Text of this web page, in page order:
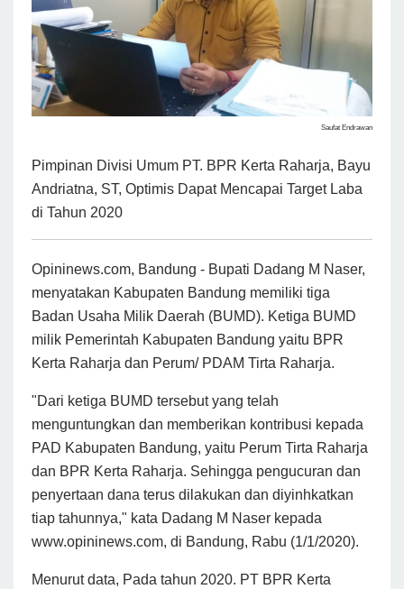
Saufat Endrawan
Pimpinan Divisi Umum PT. BPR Kerta Raharja, Bayu
Andriatna, ST, Optimis Dapat Mencapai Target Laba
di Tahun 2020
Opininews.com, Bandung - Bupati Dadang M Naser,
menyatakan Kabupaten Bandung memiliki tiga
Badan Usaha Milik Daerah (BUMD). Ketiga BUMD
milik Pemerintah Kabupaten Bandung yaitu BPR
Kerta Raharja dan Perum/ PDAM Tirta Raharja.
"Dari ketiga BUMD tersebut yang telah
menguntungkan dan memberikan kontribusi kepada
PAD Kabupaten Bandung, yaitu Perum Tirta Raharja
dan BPR Kerta Raharja. Sehingga pengucuran dan
penyertaan dana terus dilakukan dan diyinhkatkan
tiap tahunnya," kata Dadang M Naser kepada
www.opininews.com, di Bandung, Rabu (1/1/2020).
Menurut data, Pada tahun 2020. PT BPR Kerta